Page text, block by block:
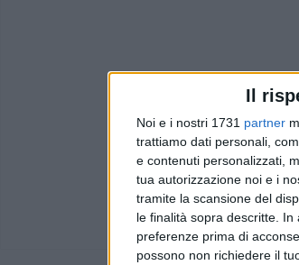
Il
Noi e i nostri 1731 partner
trattiamo dati personali,
e contenuti personalizzati,
tua autorizzazione noi e i
tramite la scansione del
le finalità sopra descritte.
preferenze prima di
possono non richiedere il